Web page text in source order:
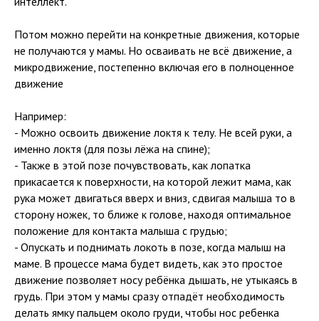
Потом можно перейти на конкретные движения, которые
не получаются у мамы. Но осваивать не всё движение, а
микродвижение, постепенно включая его в полноценное
движение
Например:
- Можно освоить движение локтя к телу. Не всей руки, а
именно локтя (для позы лёжа на спине);
- Также в этой позе почувствовать, как лопатка
прикасается к поверхности, на которой лежит мама, как
рука может двигаться вверх и вниз, сдвигая малыша то в
сторону ножек, то ближе к голове, находя оптимальное
положение для контакта малыша с грудью;
- Опускать и поднимать локоть в позе, когда малыш на
маме. В процессе мама будет видеть, как это простое
движение позволяет носу ребёнка дышать, не утыкаясь в
грудь. При этом у мамы сразу отпадёт необходимость
делать ямку пальцем около груди, чтобы нос ребенка